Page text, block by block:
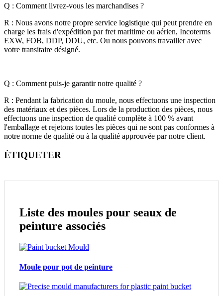
Q : Comment livrez-vous les marchandises ?
R : Nous avons notre propre service logistique qui peut prendre en
charge les frais d'expédition par fret maritime ou aérien, Incoterms
EXW, FOB, DDP, DDU, etc. Ou nous pouvons travailler avec
votre transitaire désigné.
Q : Comment puis-je garantir notre qualité ?
R : Pendant la fabrication du moule, nous effectuons une inspection
des matériaux et des pièces. Lors de la production des pièces, nous
effectuons une inspection de qualité complète à 100 % avant
l'emballage et rejetons toutes les pièces qui ne sont pas conformes à
notre norme de qualité ou à la qualité approuvée par notre client.
ÉTIQUETER
Liste des moules pour seaux de
peinture associés
Moule pour pot de peinture